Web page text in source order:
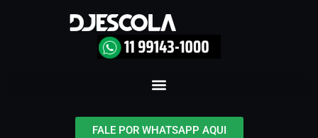
FALE POR WHATSAPP AQUI